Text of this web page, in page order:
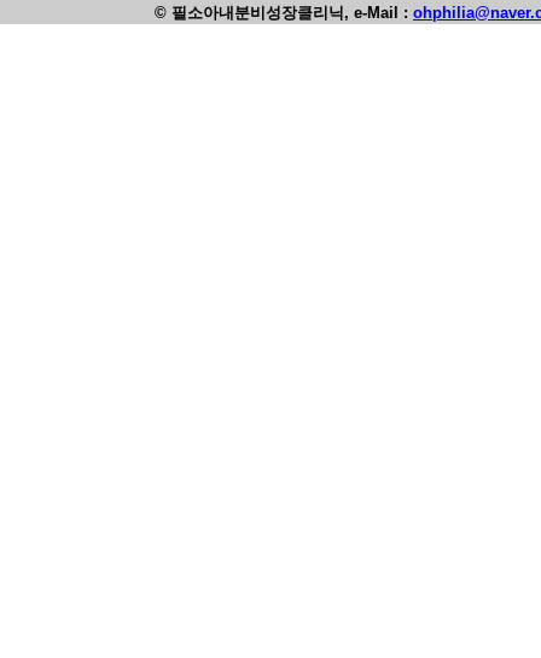
© 필소아내분비성장클리닉, e-Mail :